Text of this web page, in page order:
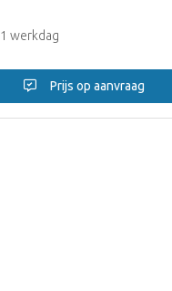
1 werkdag
Prijs op aanvraag